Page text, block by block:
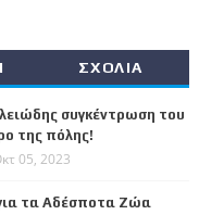
ΣΧΟΛΙΑ
συγκέντρωση του
της πόλης!
05, 2023
τα Αδέσποτα Ζώα